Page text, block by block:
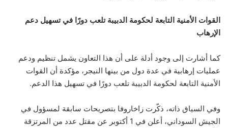
القوات الأمنية التابعة لحكومة الدبيبة تلعب دورًا في تسهيل دعم
الإرهاب
كما أشارت إلى وجود أدلة على أن هذا التعاون يشمل تنظيم ودعم
عمليات إرهابية في عدة دول من بينها النيجر، مؤكدة أن القوات
الأمنية التابعة لحكومة الدبيبة تلعب دورًا في تسهيل هذا الدعم.
وفي السياق ذاته، ذكّرت زاخاروفا بتصريحات سابقة لمسؤول في
الجيش السوداني، أعلن في 1 أكتوبر عن مقتل عدد من المرتزقة